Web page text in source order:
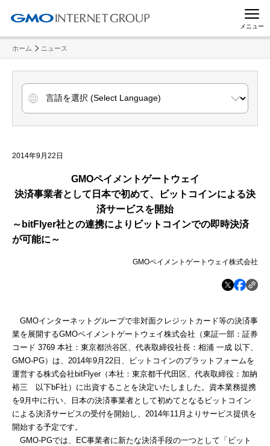
メニュー
ホーム ニュース
2014年9月22日
GMOペイメントゲートウェイ
決済事業者として日本で初めて、ビットコインによる決
済サービスを開始
～bitFlyer社との連携によりビットコインでの即時決済
が可能に～
GMOペイメントゲートウェイ株式会社
GMOインターネットグループで非対面クレジットカード等の決済事
業を展開するGMOペイメントゲートウェイ株式会社（東証一部：証券
コード 3769 本社：東京都渋谷区、代表取締役社長：相浦 一成 以下、
GMO-PG）は、2014年9月22日、ビットコインのプラットフォームを
運営する株式会社bitFlyer（本社：東京都千代田区、代表取締役：加納
裕三 以下bF社）に出資することを決定いたしました。資本業務提携
を9月中に行い、日本の決済事業者として初めてとなるビットコイン
による決済サービスの受付を開始し、2014年11月よりサービス提供を
開始する予定です。
GMO-PGでは、EC事業者に新たな決済手段の一つとして「ビット